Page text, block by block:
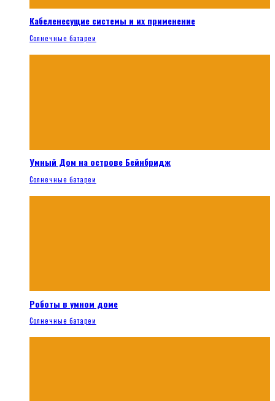
Кабеленесущие системы и их применение
Солнечные батареи
Умный Дом на острове Бейнбридж
Солнечные батареи
Роботы в умном доме
Солнечные батареи